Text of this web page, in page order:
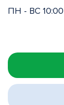
ПН - ВС
1
of
3